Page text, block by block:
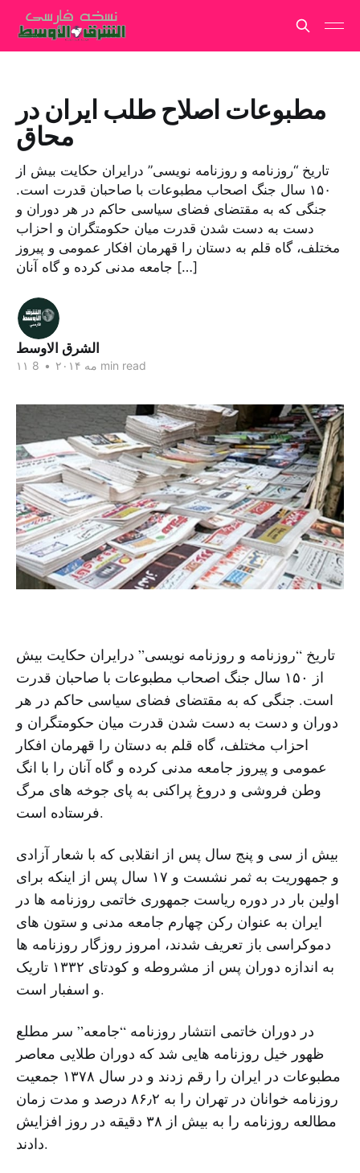
مطبوعات اصلاح طلب ایران در
محاق
تاریخ “روزنامه و روزنامه نویسی” درایران حکایت بیش از
۱۵۰ سال جنگ اصحاب مطبوعات با صاحبان قدرت است.
جنگی که به مقتضای فضای سیاسی حاکم در هر دوران و
دست به دست شدن قدرت میان حکومتگران و احزاب
مختلف، گاه قلم به دستان را قهرمان افکار عمومی و پیروز
جامعه مدنی کرده و گاه آنان […]
الشرق الاوسط
۱۱ مه ۲۰۱۴ • 8 min read
تاریخ “روزنامه و روزنامه نویسی” درایران حکایت بیش
از ۱۵۰ سال جنگ اصحاب مطبوعات با صاحبان قدرت
است. جنگی که به مقتضای فضای سیاسی حاکم در هر
دوران و دست به دست شدن قدرت میان حکومتگران و
احزاب مختلف، گاه قلم به دستان را قهرمان افکار
عمومی و پیروز جامعه مدنی کرده و گاه آنان را با انگ
وطن فروشی و دروغ پراکنی به پای جوخه های مرگ
فرستاده است.
بیش از سی و پنج سال پس از انقلابی که با شعار آزادی
و جمهوریت به ثمر نشست و ۱۷ سال پس از اینکه برای
اولین بار در دوره ریاست جمهوری خاتمی روزنامه ها در
ایران به عنوان رکن چهارم جامعه مدنی و ستون های
دموکراسی باز تعریف شدند، امروز روزگار روزنامه ها
به اندازه دوران پس از مشروطه و کودتای ۱۳۳۲ تاریک
و اسفبار است.
در دوران خاتمی انتشار روزنامه “جامعه” سر مطلع
ظهور خیل روزنامه هایی شد که دوران طلایی معاصر
مطبوعات در ایران را رقم زدند و در سال ۱۳۷۸ جمعیت
روزنامه خوانان در تهران را به ۸۶٫۲ درصد و مدت زمان
مطالعه روزنامه را به بیش از ۳۸ دقیقه در روز افزایش
دادند.